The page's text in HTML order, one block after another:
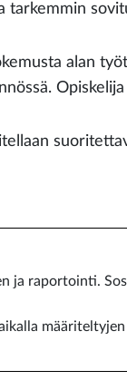
tarkemmin
alan
ja raportointi.